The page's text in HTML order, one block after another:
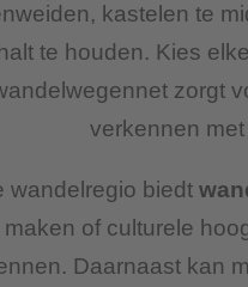
kastelen te
halt te houden. Kies
zorgt
verkennen
wandelregio biedt
maken of culturele
Daarnaast kan